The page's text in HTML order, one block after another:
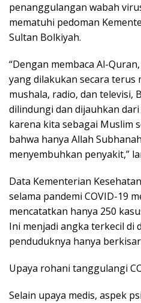
penanggulangan wabah
mematuhi pedoman
Sultan Bolkiyah.
“Dengan membaca Al-
yang dilakukan secara terus
mushala, radio, dan televisi,
dilindungi dan dijauhkan
karena kita sebagai Muslim
bahwa hanya Allah
menyembuhkan penyakit,”
Data Kementerian
selama pandemi COVID-19
mencatatkan hanya 250
Ini menjadi angka terkecil di
penduduknya hanya
Upaya rohani tanggulangi
Selain upaya medis, aspek